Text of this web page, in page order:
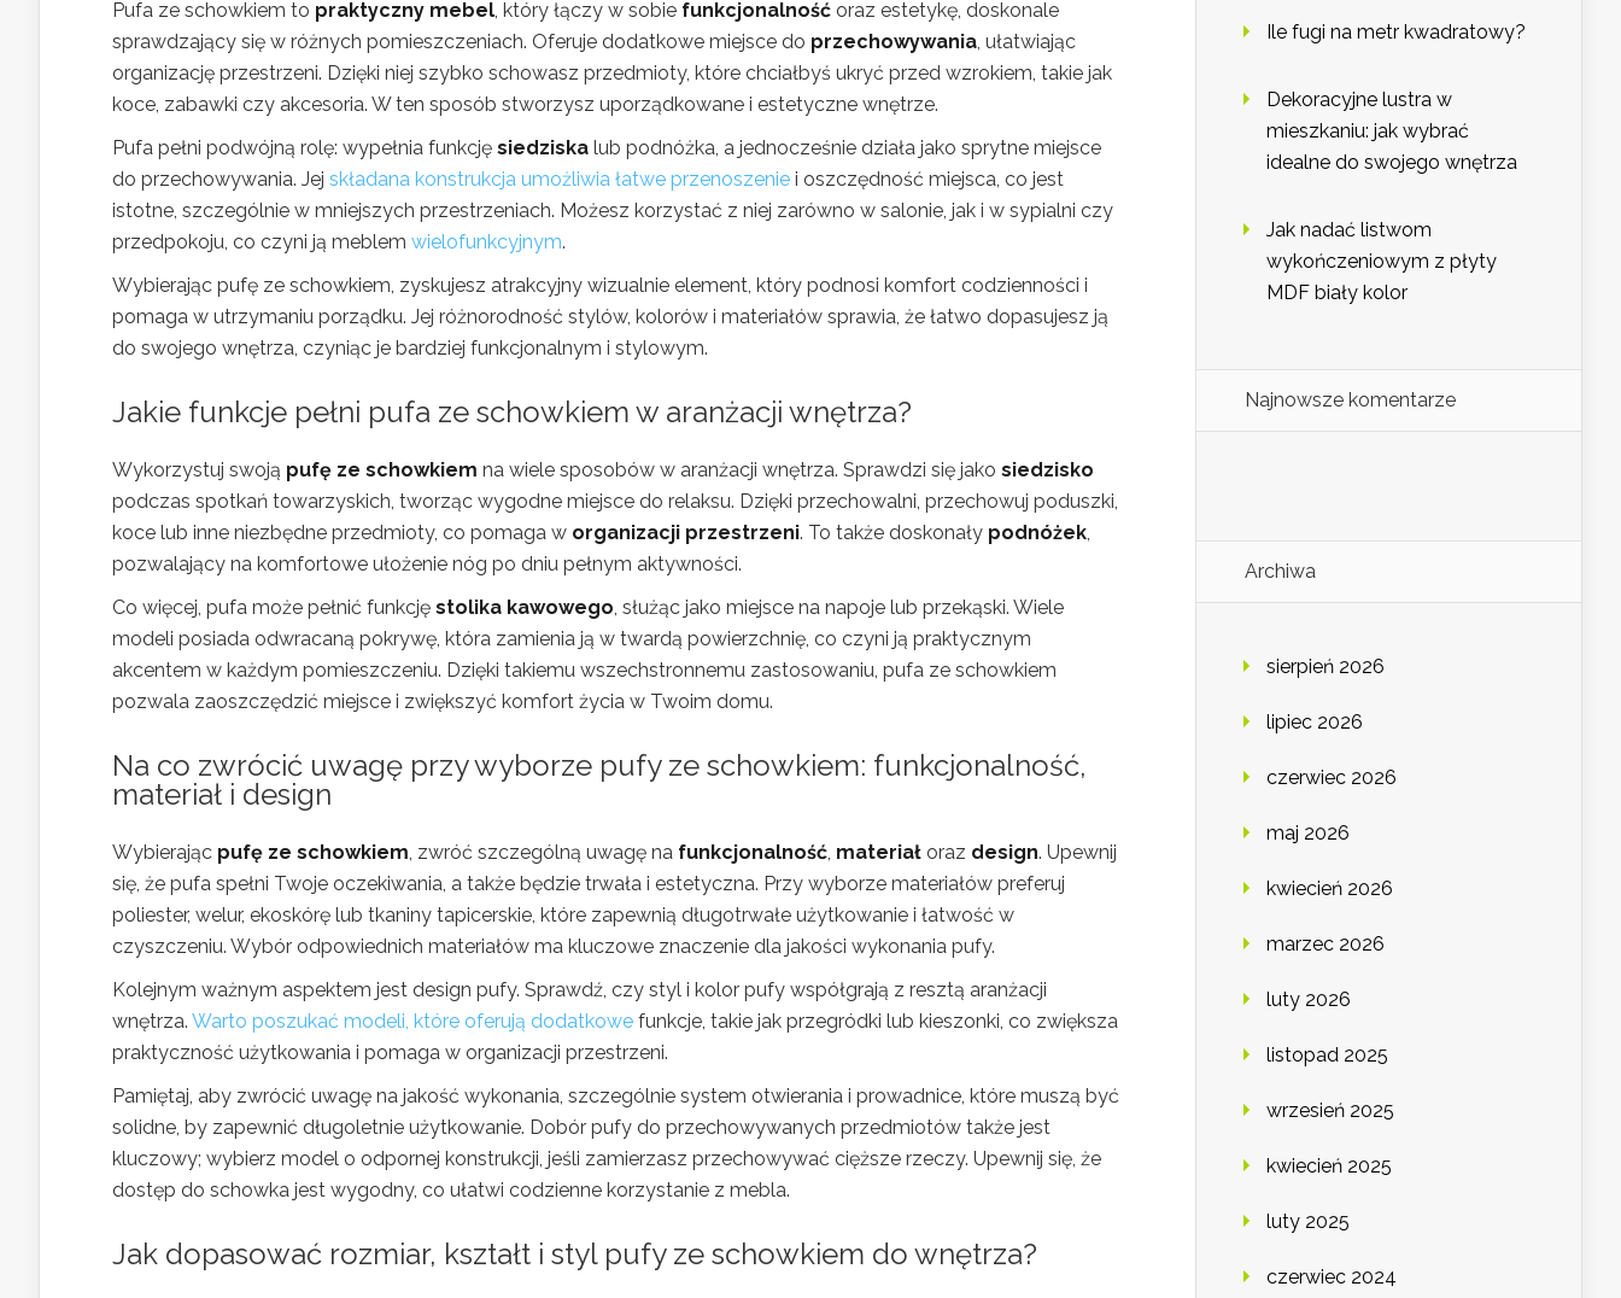
Pufa ze schowkiem to praktyczny mebel , który łączy w sobie funkcjonalność oraz estetykę, doskonale
sprawdzający się w różnych pomieszczeniach. Oferuje dodatkowe miejsce do przechowywania , ułatwiając
organizację przestrzeni. Dzięki niej szybko schowasz przedmioty, które chciałbyś ukryć przed wzrokiem, takie jak
koce, zabawki czy akcesoria. W ten sposób stworzysz uporządkowane i estetyczne wnętrze.
Pufa pełni podwójną rolę: wypełnia funkcję siedziska lub podnóżka, a jednocześnie działa jako sprytne miejsce
do przechowywania. Jej składana konstrukcja umożliwia łatwe przenoszenie i oszczędność miejsca, co jest
istotne, szczególnie w mniejszych przestrzeniach. Możesz korzystać z niej zarówno w salonie, jak i w sypialni czy
przedpokoju, co czyni ją meblem wielofunkcyjnym.
Wybierając pufę ze schowkiem, zyskujesz atrakcyjny wizualnie element, który podnosi komfort codzienności i
pomaga w utrzymaniu porządku. Jej różnorodność stylów, kolorów i materiałów sprawia, że łatwo dopasujesz ją
do swojego wnętrza, czyniąc je bardziej funkcjonalnym i stylowym.
Jakie funkcje pełni pufa ze schowkiem w aranżacji wnętrza?
Wykorzystuj swoją pufę ze schowkiem na wiele sposobów w aranżacji wnętrza. Sprawdzi się jako siedzisko
podczas spotkań towarzyskich, tworząc wygodne miejsce do relaksu. Dzięki przechowalni, przechowuj poduszki,
koce lub inne niezbędne przedmioty, co pomaga w organizacji przestrzeni. To także doskonały podnóżek
pozwalający na komfortowe ułożenie nóg po dniu pełnym aktywności.
Co więcej, pufa może pełnić funkcję stolika kawowego , służąc jako miejsce na napoje lub przekąski. Wiele
modeli posiada odwracaną pokrywę, która zamienia ją w twardą powierzchnię, co czyni ją praktycznym
akcentem w każdym pomieszczeniu. Dzięki takiemu wszechstronnemu zastosowaniu, pufa ze schowkiem
pozwala zaoszczędzić miejsce i zwiększyć komfort życia w Twoim domu.
Na co zwrócić uwagę przy wyborze pufy ze schowkiem: funkcjonalność,
materiał i design
Wybierając pufę ze schowkiem , zwróć szczególną uwagę na funkcjonalność materiał oraz design. Upewnij
się, że pufa spełni Twoje oczekiwania, a także będzie trwała i estetyczna. Przy wyborze materiałów preferuj
poliester, welur, ekoskórę lub tkaniny tapicerskie, które zapewnią długotrwałe użytkowanie i łatwość w
czyszczeniu. Wybór odpowiednich materiałów ma kluczowe znaczenie dla jakości wykonania pufy.
Kolejnym ważnym aspektem jest design pufy. Sprawdź, czy styl i kolor pufy współgrają z resztą aranżacji
wnętrza. Warto poszukać modeli, które oferują dodatkowe funkcje, takie jak przegródki lub kieszonki, co zwiększa
praktyczność użytkowania i pomaga w organizacji przestrzeni.
Pamiętaj, aby zwrócić uwagę na jakość wykonania, szczególnie system otwierania i prowadnice, które muszą być
solidne, by zapewnić długoletnie użytkowanie. Dobór pufy do przechowywanych przedmiotów także jest
kluczowy; wybierz model o odpornej konstrukcji, jeśli zamierzasz przechowywać cięższe rzeczy. Upewnij się, że
dostęp do schowka jest wygodny, co ułatwi codzienne korzystanie z mebla.
Jak dopasować rozmiar, kształt i styl pufy ze schowkiem do wnętrza?
Ile fugi na metr kwadratowy?
Dekoracyjne lustra w
mieszkaniu: jak wybrać
idealne do swojego wnętrza
Jak nadać listwom
wykończeniowym z płyty
MDF biały kolor
Najnowsze komentarze
Archiwa
sierpień 2026
lipiec 2026
czerwiec 2026
maj 2026
kwiecień 2026
marzec 2026
luty 2026
listopad 2025
wrzesień 2025
kwiecień 2025
luty 2025
czerwiec 2024